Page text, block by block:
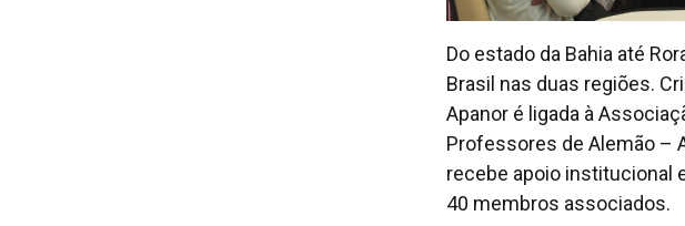
Do estado da Bahia até
Brasil nas duas regiões.
Apanor é ligada à
Professores de Alemão –
recebe apoio institucional
40 membros associados.